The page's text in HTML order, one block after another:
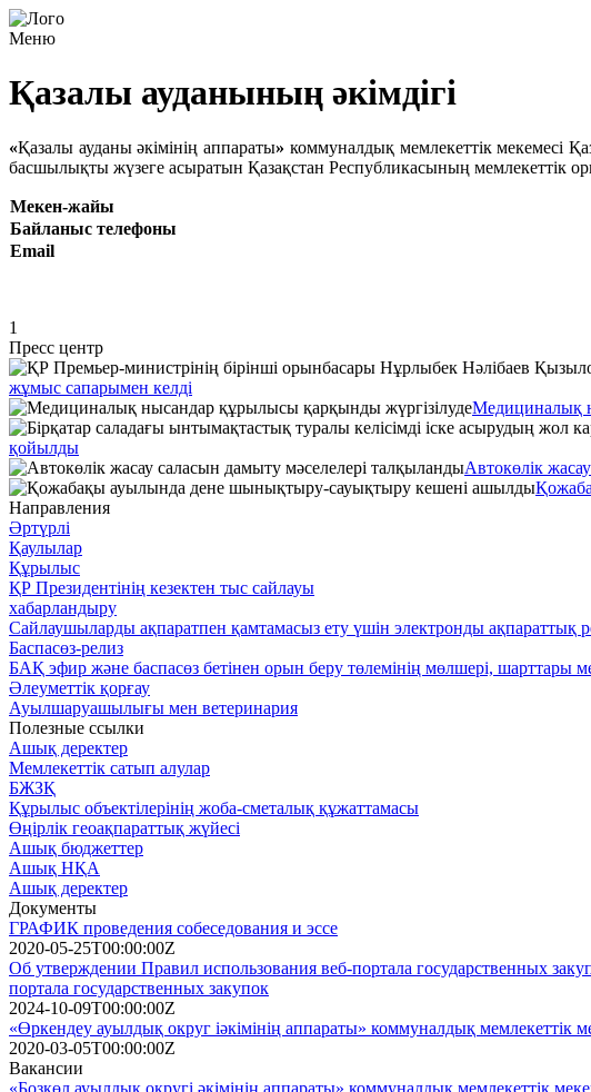
Меню
Қазалы ауданының әкімдігі
«Қазалы ауданы әкімінің аппараты» коммуналдық мемлекеттік мекемесі
басшылықты жүзеге асыратын Қазақстан Республикасының мемлекеттік
Мекен-жайы
Байланыс телефоны
Email
1
Пресс центр
жұмыс сапарымен келді
Медициналық
қойылды
Автокөлік
Направления
Әртүрлі
Қаулылар
Құрылыс
ҚР Президентінің кезектен тыс сайлауы
хабарландыру
Сайлаушыларды ақпаратпен қамтамасыз ету үшін электронды ақпараттық
Баспасөз-релиз
БАҚ эфир және баспасөз бетінен орын беру төлемінің мөлшері, шарттары
Әлеуметтік қорғау
Ауылшаруашылығы мен ветеринария
Полезные ссылки
Ашық деректер
Мемлекеттік сатып алулар
БЖЗҚ
Құрылыс объектілерінің жоба-сметалық құжаттамасы
Өңірлік геоақпараттық жүйесі
Ашық бюджеттер
Ашық НҚА
Ашық деректер
Документы
ГРАФИК проведения собеседования и эссе
2020-05-25T00:00:00Z
Об утверждении Правил использования веб-портала государственных
портала государственных закупок
2024-10-09T00:00:00Z
«Өркендеу ауылдық округ iәкiмiнiң аппараты» коммуналдық мемлекеттiк
2020-03-05T00:00:00Z
Вакансии
«Бозкөл ауылдық округі әкімінің аппараты» коммуналдық мемлекеттік